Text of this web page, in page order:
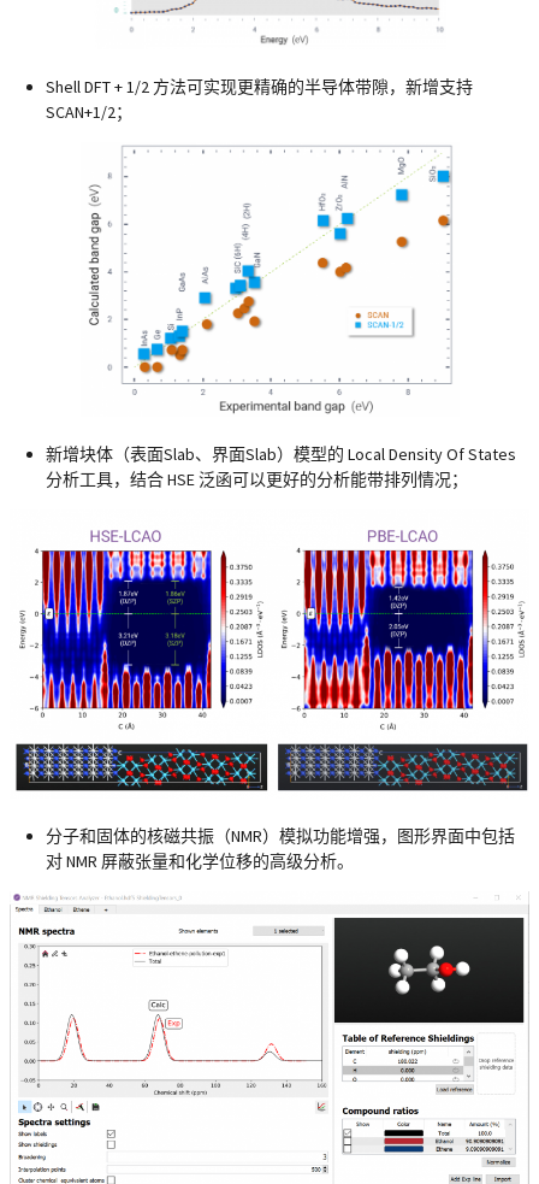
Shell DFT + 1/2 方法可实现更精确的半导体带隙，新增支持
SCAN+1/2；
新增块体（表面Slab、界面Slab）模型的 Local Density Of States
分析工具，结合 HSE 泛函可以更好的分析能带排列情况；
分子和固体的核磁共振（NMR）模拟功能增强，图形界面中包括
对 NMR 屏蔽张量和化学位移的高级分析。